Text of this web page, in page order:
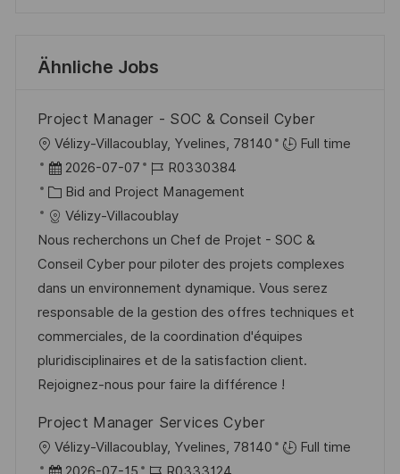
Ähnliche Jobs
Project Manager - SOC & Conseil Cyber
O
r
t
Vélizy-Villacoublay, Yvelines, 78140
Full time
D
a
t
u
m
d
e
r
V
e
ö
f
2026-07-07
J
o
b
-
I
D
R0330384
K
a
t
e
g
o
r
i
e
Bid and Project Management
Vélizy-Villacoublay
Nous recherchons un Chef de Projet - SOC &
Conseil Cyber pour piloter des projets complexes
dans un environnement dynamique. Vous serez
responsable de la gestion des offres techniques et
commerciales, de la coordination d'équipes
pluridisciplinaires et de la satisfaction client.
Rejoignez-nous pour faire la différence !
Project Manager Services Cyber
O
r
Vélizy-Villacoublay, Yvelines, 78140
Full time
D
J